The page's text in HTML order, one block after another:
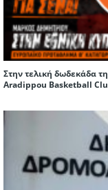
Στην τελική δωδεκάδα
Aradippou Basketball